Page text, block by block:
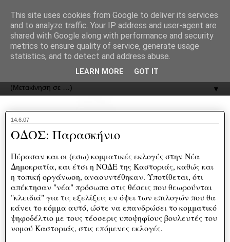
ΟΔΟΣ
▼
14.6.07
ΟΔΟΣ: Παρασκήνιο
Πέρασαν και οι (εσω) κομματικές εκλογές στην Νέα
Δημοκρατία, και έτσι η ΝΟΔΕ της Καστοριάς, καθώς και
η τοπική οργάνωση, ανασυντέθηκαν. Υποτίθεται, ότι
απέκτησαν "νέα" πρόσωπα στις θέσεις που θεωρούνται
"κλειδιά" για τις εξελίξεις εν όψει των επιλογών που θα
κάνει το κόμμα αυτό, ώστε να επανδρώσει το κομματικό
ψηφοδέλτιο με τους τέσσερις υποψηφίους βουλευτές του
νομού Καστοριάς, στις επόμενες εκλογές.
This site uses cookies from Google to deliver its services
and to analyze traffic. Your IP address and user-agent are
shared with Google along with performance and security
metrics to ensure quality of service, generate usage
statistics, and to detect and address abuse.
LEARN MORE GOT IT